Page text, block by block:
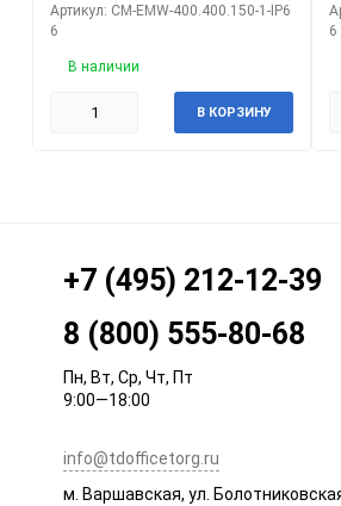
Артикул: CM-EMW-400.400.150-1-IP6
6
В наличии
В КОРЗИНУ
6
+7 (495) 212-12-39
8 (800) 555-80-68
Пн, Вт, Ср, Чт, Пт
9:00—18:00
info@tdofficetorg.ru
м. Варшавская, ул.